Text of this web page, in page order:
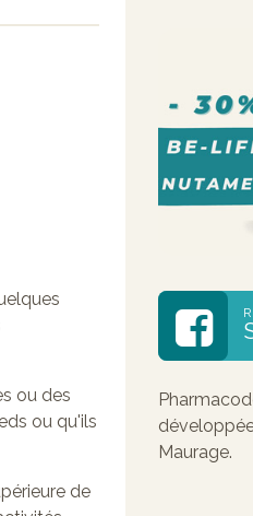
ou des
ou qu'ils
de
Maurage.